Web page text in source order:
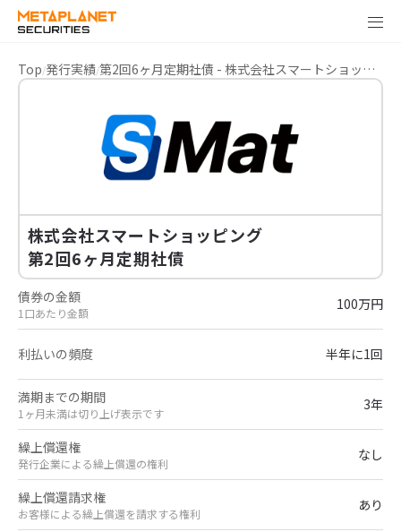
Top 発行実績 第2回6ヶ月定期社債 - 株式会社スマートショッピング
株式会社スマートショッピング
第2回6ヶ月定期社債
債券の金額
1口あたり金額 100万円
利払いの頻度 半年に1回
満期までの期間
1ヶ月未満は切り上げ表示です 3年
繰上償還権
発行企業による繰上償還の権利 なし
繰上償還請求権
お客様による繰上償還を請求する権利 あり